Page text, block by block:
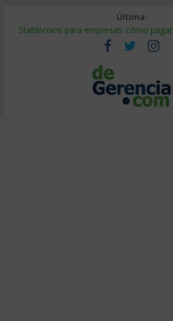
Última:
Stablecoins para empresas: cómo
Despido silencioso: qué es y por qué
IA en selección de personal: cómo
Trabajo forzoso en la cadena de
Mercado hispano de EE. UU.: cómo